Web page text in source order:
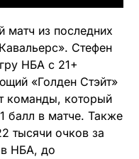
матч из последних
Стефен
НБА с 21+
«Голден Стэйт»
команды, который
балл в матче. Также
тысячи очков за
в НБА, до